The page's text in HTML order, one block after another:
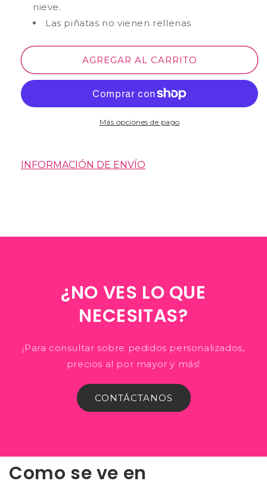
nieve.
Las piñatas no vienen rellenas
AGREGAR AL CARRITO
Más opciones de pago
INFORMACIÓN DE ENVÍO
¿NO VES LO QUE
NECESITAS?
¡Para consultar sobre pedidos personalizados,
precios al por mayor y más!
CONTÁCTANOS
Como se ve en